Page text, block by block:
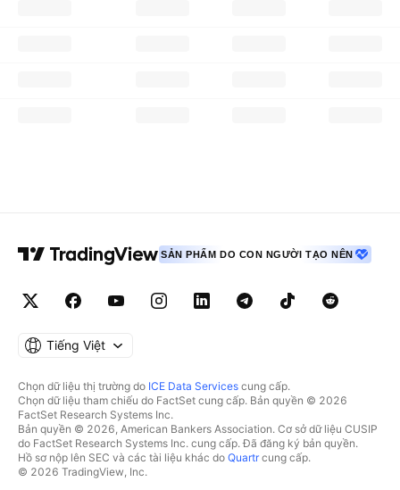
SẢN PHẨM DO CON NGƯỜI TẠO NÊN
Tiếng Việt
Chọn dữ liệu thị trường do ICE Data Services cung cấp.
Chọn dữ liệu tham chiếu do FactSet cung cấp. Bản quyền © 2026
FactSet Research Systems Inc.
Bản quyền © 2026, American Bankers Association. Cơ sở dữ liệu CUSIP
do FactSet Research Systems Inc. cung cấp. Đã đăng ký bản quyền.
Hồ sơ nộp lên SEC và các tài liệu khác do Quartrcung cấp.
© 2026 TradingView, Inc.